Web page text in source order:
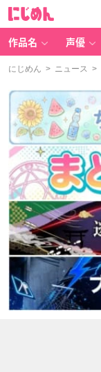
作品名 声優
にじめん > ニュース >